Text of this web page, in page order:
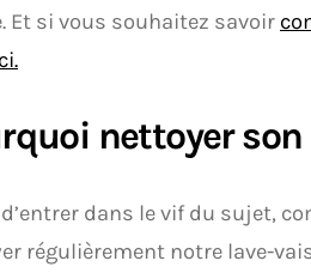
Et si vous souhaitez savoir
nettoyer
dans le vif du sujet,
régulièrement notre lave-